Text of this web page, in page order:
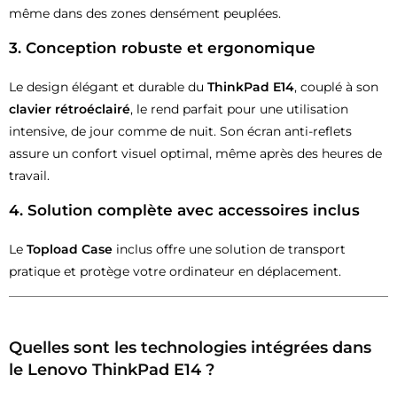
même dans des zones densément peuplées.
3. Conception robuste et ergonomique
Le design élégant et durable du ThinkPad E14, couplé à son
clavier rétroéclairé, le rend parfait pour une utilisation
intensive, de jour comme de nuit. Son écran anti-reflets
assure un confort visuel optimal, même après des heures de
travail.
4. Solution complète avec accessoires inclus
Le Topload Case inclus offre une solution de transport
pratique et protège votre ordinateur en déplacement.
Quelles sont les technologies intégrées dans
le Lenovo ThinkPad E14 ?